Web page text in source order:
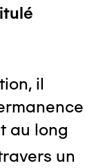
il
au long
un